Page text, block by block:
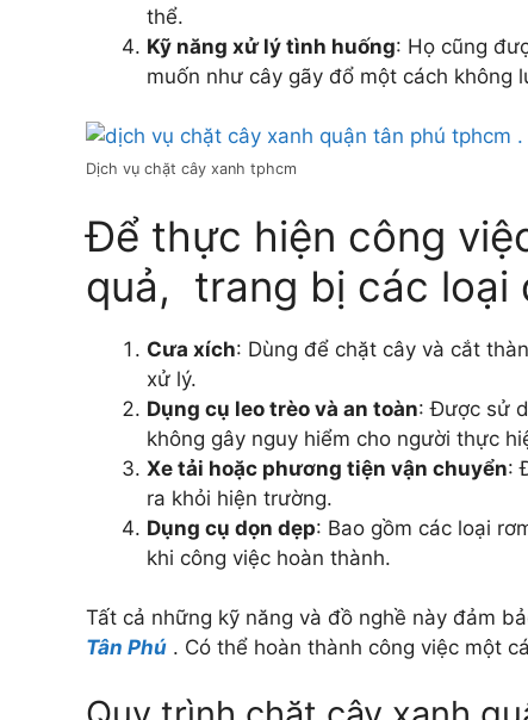
thể.
Kỹ năng xử lý tình huống: Họ cũng
muốn như cây gãy đổ một cách không
Dịch vụ chặt cây xanh tphcm
Để thực hiện công
quả, trang bị các loại
Cưa xích: Dùng để chặt cây và cắt
xử lý.
Dụng cụ leo trèo và an toàn: Được sử
không gây nguy hiểm cho người thực
Xe tải hoặc phương tiện vận chuyển:
ra khỏi hiện trường.
Dụng cụ dọn dẹp: Bao gồm các loại
khi công việc hoàn thành.
Tất cả những kỹ năng và đồ nghề này đảm
Tân Phú . Có thể hoàn thành công việc một